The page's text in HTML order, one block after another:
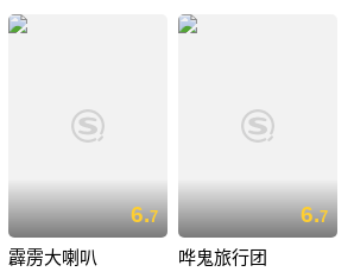
6.7
霹雳大喇叭
6.7
哗鬼旅行团